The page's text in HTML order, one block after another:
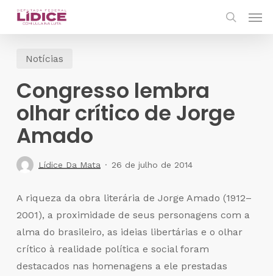
Skip
contentNotícias
Congresso lembra
olhar crítico de Jorge
Amado
Lídice Da Mata 26 de julho de 2014
A riqueza da obra literária de Jorge Amado (1912–
2001), a proximidade de seus personagens com a
alma do brasileiro, as ideias libertárias e o olhar
crítico à realidade política e social foram
destacados nas homenagens a ele prestadas